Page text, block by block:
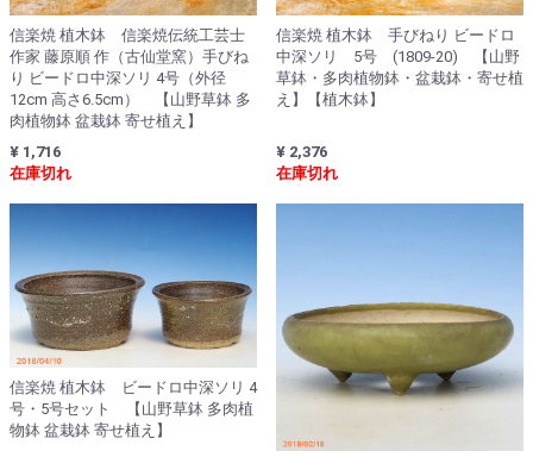
信楽焼 植木鉢 信楽焼伝統工芸士
作家 藤原順 作（古仙堂窯）手びね
り ビードロ中深ソリ 4号（外径
12cm 高さ6.5cm） 【山野草鉢 多
肉植物鉢 盆栽鉢 寄せ植え】
¥ 1,716
在庫切れ
信楽焼 植木鉢 手びねり ビードロ
中深ソリ 5号 (1809-20) 【山野
草鉢・多肉植物鉢・盆栽鉢・寄せ植
え】【植木鉢】
¥ 2,376
在庫切れ
信楽焼 植木鉢 ビードロ中深ソリ 4
号・5号セット 【山野草鉢 多肉植
物鉢 盆栽鉢 寄せ植え】